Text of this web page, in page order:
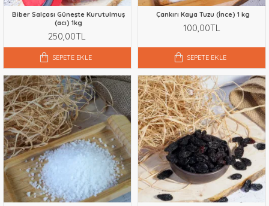
Biber Salçası Güneşte Kurutulmuş
(acı) 1kg
250,00TL
SEPETE EKLE
Çankırı Kaya Tuzu (İnce) 1 kg
100,00TL
SEPETE EKLE